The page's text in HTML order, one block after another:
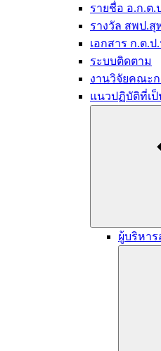
รายชื่อ อ.ก.ต.
รางวัล สพป.สุ
เอกสาร ก.ต.ป
ระบบติดตาม
งานวิจัยคณะ
แนวปฏิบัติที่เป็
ผู้บริหา